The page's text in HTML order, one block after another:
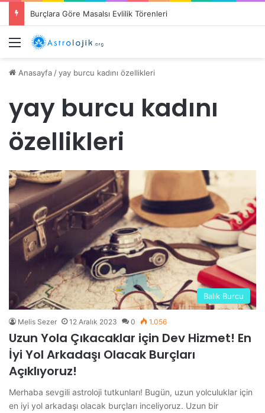
Burçlara Göre Masalsı Evlilik Törenleri
Menü
Anasayfa /yay burcu kadını özellikleri
yay burcu kadını
özellikleri
Balık Burcu
Melis Sezer 12 Aralık 2023 0 1.056
Uzun Yola Çıkacaklar için Dev Hizmet! En
İyi Yol Arkadaşı Olacak Burçları
Açıklıyoruz!
Merhaba sevgili astroloji tutkunları! Bugün, uzun yolculuklar için
en iyi yol arkadaşı olacak burçları inceliyoruz. Uzun bir